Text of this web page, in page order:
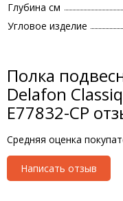
Глубина см
Угловое изделие
Полка
Delafon
E77832-CP
Средняя оценка
Написать отзыв